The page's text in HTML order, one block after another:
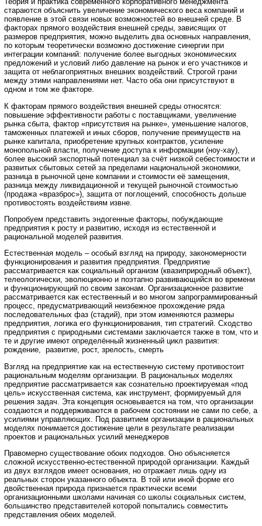
стараются объяснить увеличение экономического веса компаний и
появление в этой связи новых возможностей во внешней среде. В
факторах прямого воздействия внешней среды, зависящих от
размеров предприятия, можно выделить два основных направления,
по которым теоретически возможно достижение синергии при
интеграции компаний: получение более выгодных экономических
предложений и условий либо давление на рынок и его участников и
защита от неблагоприятных внешних воздействий. Строгой грани
между этими направлениями нет. Часто оба они присутствуют в
одном и том же факторе.
К факторам прямого воздействия внешней среды относятся:
повышение эффективности работы с поставщиками, увеличение
рынка сбыта, фактор «присутствия на рынке», уменьшение налогов,
таможенных платежей и иных сборов, получение преимуществ на
рынке капитала, приобретение крупных контрактов, усиление
монопольной власти, получение доступа к информации (ноу-хау),
более высокий экспортный потенциал за счёт низкой себестоимости и
развитых сбытовых сетей за пределами национальной экономики,
разница в рыночной цене компании и стоимости её замещения,
разница между ликвидационной и текущей рыночной стоимостью
(продажа «вразброс»), защита от поглощений, способность дольше
противостоять воздействиям извне.
Попробуем представить эндогенные факторы, побуждающие
предприятия к росту и развитию, исходя из естественной и
рациональной моделей развития.
Естественная модель – особый взгляд на природу, закономерности
функционирования и развития предприятия. Предприятие
рассматривается как социальный организм (квазиприродный объект),
телеологически, эволюционно и поэтапно развивающийся во времени
и функционирующий по своим законам. Организационное развитие
рассматривается как естественный и во многом запрограммированный
процесс, предусматривающий неизбежное прохождение ряда
последовательных фаз (стадий), при этом изменяются размеры
предприятия, логика его функционирования, тип стратегий. Сходство
предприятия с природными системами заключается также в том, что и
те и другие имеют определённый жизненный цикл развития:
рождение, развитие, рост, зрелость, смерть
Взгляд на предприятие как на естественную систему противостоит
рациональным моделям организации. В рациональных моделях
предприятие рассматривается как сознательно проектируемая «под
цель» искусственная система, как инструмент, формируемый для
решения задач. Эта концепция основывается на том, что организации
создаются и поддерживаются в рабочем состоянии не сами по себе, а
усилиями управляющих. Под развитием организации в рациональных
моделях понимается достижение цели в результате реализации
проектов и рациональных усилий менеджеров
Правомерно существование обоих подходов. Оно объясняется
сложной искусственно-естественной природой организации. Каждый
из двух взглядов имеет основания, но отражает лишь одну из
реальных сторон указанного объекта. В той или иной форме его
двойственная природа признается практически всеми
организационными школами начиная со школы социальных систем,
большинство представителей которой попытались совместить
представления обеих моделей.